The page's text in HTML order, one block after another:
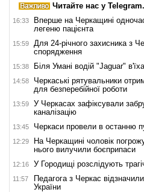
Читайте нас у
16:33
Вперше на Черкащині
легеню пацієнта
15:59
Для 24-річного захисника з
спорядження
15:38 Біля Умані водій "Jaguar"
14:58
Черкаські рятувальники
для безперебійної роботи
13:59
У Черкасах зафіксували
каналізацію
13:45 Черкаси провели в останню
12:29
На Черкащині чоловік
нього вилучили боєприпаси
12:16 У Городищі розслідують
11:57
Педагога з Черкас
України